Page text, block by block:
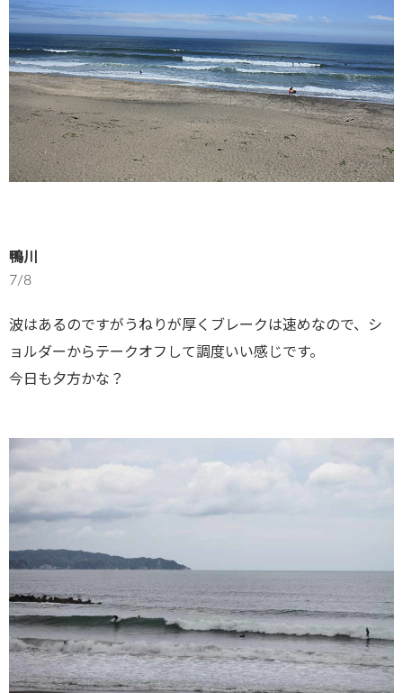
鴨川
7/8
波はあるのですがうねりが厚くブレークは速めなので、シ
ョルダーからテークオフして調度いい感じです。
今日も夕方かな？